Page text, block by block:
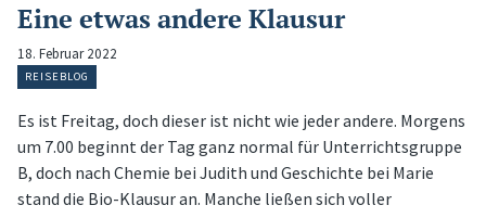
Eine etwas andere Klausur
18. Februar 2022
REISEBLOG
Es ist Freitag, doch dieser ist nicht wie jeder andere. Morgens
um 7.00 beginnt der Tag ganz normal für Unterrichtsgruppe
B, doch nach Chemie bei Judith und Geschichte bei Marie
stand die Bio-Klausur an. Manche ließen sich voller